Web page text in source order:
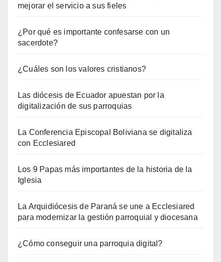
mejorar el servicio a sus fieles
¿Por qué es importante confesarse con un
sacerdote?
¿Cuáles son los valores cristianos?
Las diócesis de Ecuador apuestan por la
digitalización de sus parroquias
La Conferencia Episcopal Boliviana se digitaliza
con Ecclesiared
Los 9 Papas más importantes de la historia de la
Iglesia
La Arquidiócesis de Paraná se une a Ecclesiared
para modernizar la gestión parroquial y diocesana
¿Cómo conseguir una parroquia digital?